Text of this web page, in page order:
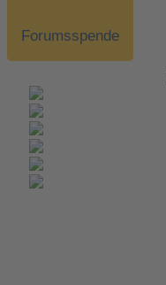
Forumsspende